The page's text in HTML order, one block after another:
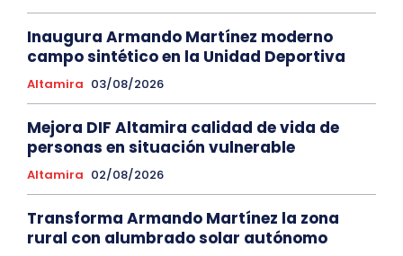
Inaugura Armando Martínez moderno
campo sintético en la Unidad Deportiva
Altamira 03/08/2026
Mejora DIF Altamira calidad de vida de
personas en situación vulnerable
Altamira 02/08/2026
Transforma Armando Martínez la zona
rural con alumbrado solar autónomo